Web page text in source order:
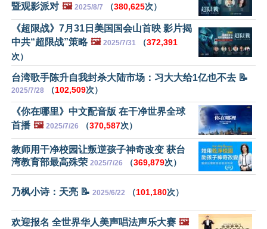
暨观影派对 🖼️ 2025/8/7 （380,625次）
《超限战》7月31日美国国会山首映 影片揭
中共“超限战”策略 🖼️ 2025/7/31 （372,391
次）
台湾歌手陈升自我封杀大陆市场：习大大给1亿也不去 📝
2025/7/28 （102,509次）
《你在哪里》中文配音版 在干净世界全球
首播 🖼️ 2025/7/26 （370,587次）
教师用干净校园让叛逆孩子神奇改变 获台
湾教育部最高殊荣 2025/7/26 （369,879次）
乃枫小诗：天亮 📝 2025/6/22 （101,180次）
欢迎报名 全世界华人美声唱法声乐大赛 🖼️